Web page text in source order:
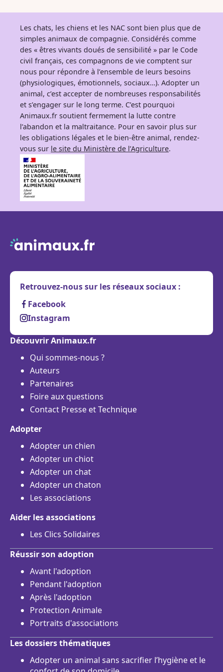
Les chats, les chiens et les NAC sont bien plus que de
simples animaux de compagnie. Considérés comme
des « êtres vivants doués de sensibilité » par le Code
civil français, ces compagnons de vie comptent sur
nous pour répondre à l’ensemble de leurs besoins
(physiologiques, émotionnels, sociaux…). Adopter un
animal, c’est accepter de nombreuses responsabilités
et s’engager sur le long terme. C’est pourquoi
Animaux.fr soutient fermement la lutte contre
l’abandon et la maltraitance. Pour en savoir plus sur
les obligations légales et le bien-être animal, rendez-
vous sur le site du Ministère de l’Agriculture.
Retrouvez-nous sur les réseaux sociaux :
Facebook
Instagram
Découvrir Animaux.fr
Qui sommes-nous ?
Auteurs
Partenaires
Foire aux questions
Contact Presse et Technique
Adopter
Adopter un chien
Adopter un chiot
Adopter un chat
Adopter un chaton
Les associations
Aider les associations
Les Clics Solidaires
Réussir son adoption
Avant l'adoption
Pendant l'adoption
Après l'adoption
Protection Animale
Portraits d'associations
Les dossiers thématiques
Adopter un animal sans sacrifier l’hygiène et le